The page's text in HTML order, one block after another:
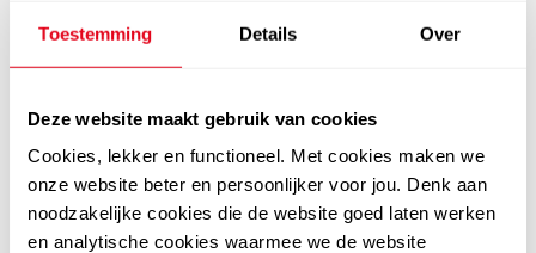
Toestemming Details Over
Deze website maakt gebruik van cookies
Cookies, lekker en functioneel. Met cookies maken we
onze website beter en persoonlijker voor jou. Denk aan
noodzakelijke cookies die de website goed laten werken
en analytische cookies waarmee we de website